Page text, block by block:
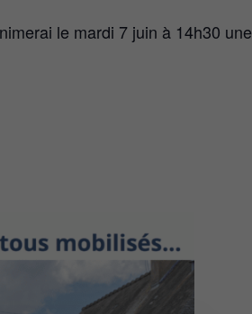
le mardi 7 juin à 14h30 une